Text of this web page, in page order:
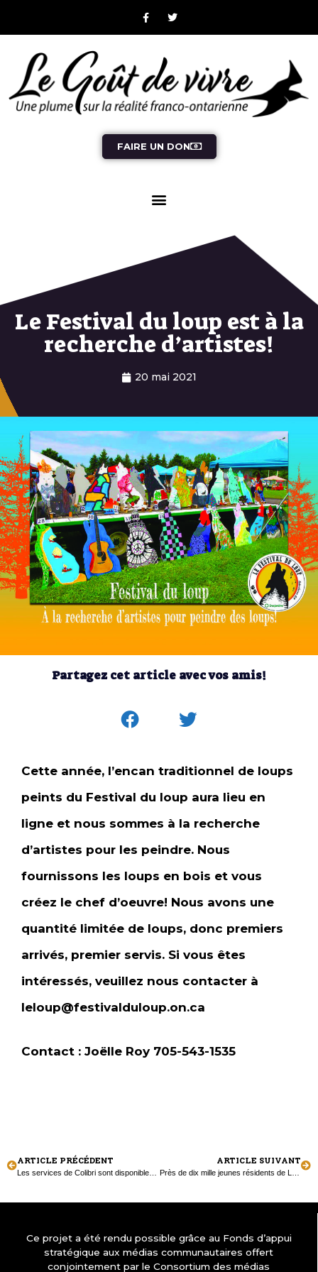
FAIRE UN DON
Le Festival du loup est à la
recherche d’artistes!
20 mai 2021
Partagez cet article avec vos amis!
Cette année, l’encan traditionnel de loups
peints du Festival du loup aura lieu en
ligne et nous sommes à la recherche
d’artistes pour les peindre. Nous
fournissons les loups en bois et vous
créez le chef d’oeuvre! Nous avons une
quantité limitée de loups, donc premiers
arrivés, premier servis. Si vous êtes
intéressés, veuillez nous contacter à
leloup@festivalduloup.on.ca
Contact : Joëlle Roy 705-543-1535
ARTICLE PRÉCÉDENT ARTICLE SUIVANT
Ce projet a été rendu possible grâce au Fonds d’appui
stratégique aux médias communautaires offert
conjointement par le Consortium des médias